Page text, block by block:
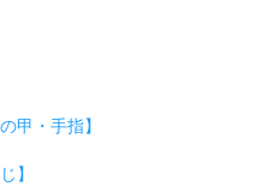
甲・手指】
】